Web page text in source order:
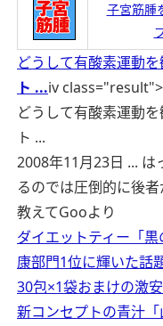
子宮筋腫
どうして有酸素運動
ト ...iv class="result">
どうして有酸素運動
ト ...
2008年11月23日 ... は
るのでは圧倒的に後
教えてGooより
ダイエットティー「
康部門1位に輝いた話
30包×1袋おまけの激
新コンセプトの青汁